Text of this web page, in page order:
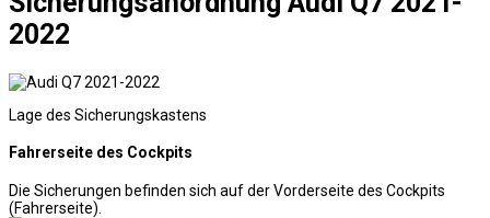
2022
Lage des Sicherungskastens
Fahrerseite des Cockpits
Die Sicherungen befinden sich auf der Vorderseite des Cockpits
(Fahrerseite).